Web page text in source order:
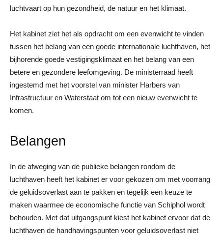
luchtvaart op hun gezondheid, de natuur en het klimaat.
Het kabinet ziet het als opdracht om een evenwicht te vinden
tussen het belang van een goede internationale luchthaven, het
bijhorende goede vestigingsklimaat en het belang van een
betere en gezondere leefomgeving. De ministerraad heeft
ingestemd met het voorstel van minister Harbers van
Infrastructuur en Waterstaat om tot een nieuw evenwicht te
komen.
Belangen
In de afweging van de publieke belangen rondom de
luchthaven heeft het kabinet er voor gekozen om met voorrang
de geluidsoverlast aan te pakken en tegelijk een keuze te
maken waarmee de economische functie van Schiphol wordt
behouden. Met dat uitgangspunt kiest het kabinet ervoor dat de
luchthaven de handhavingspunten voor geluidsoverlast niet